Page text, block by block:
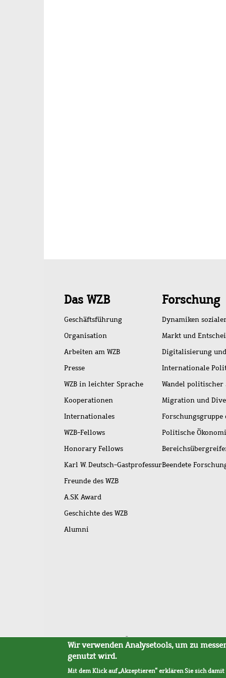
Schnellzugriff
Das WZB
Geschäftsführung
Organisation
Arbeiten am WZB
Presse
WZB in leichter Sprache
Kooperationen
Internationales
WZB-Fellows
Honorary Fellows
Karl W. Deutsch-Gastprofessur
Freunde des WZB
A.SK Award
Geschichte des WZB
Alumni
Forschung
Dynamiken
Markt und
Digitalisierung
Internationale
Wandel politischer
Migration und
Politische
Beendete
Fußleistenmenü
SitemapBarrierefreiheitImpressum
Wir verwenden Analysetools, um zu
genutzt wird.
Mit dem Klick auf „Akzeptieren“ erklären Sie sich